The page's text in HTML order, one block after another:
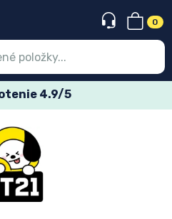
0
4.9/5